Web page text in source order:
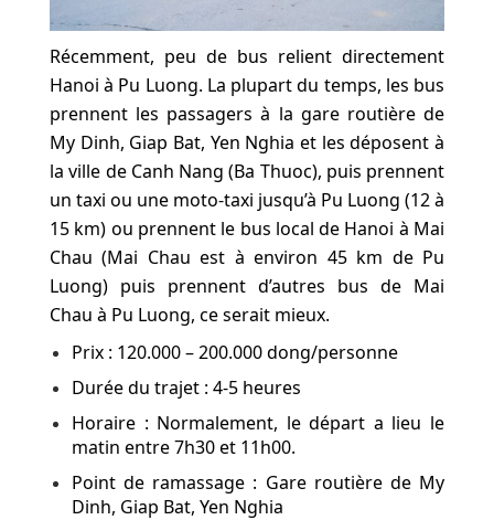
Récemment, peu de bus relient directement
Hanoi à Pu Luong. La plupart du temps, les bus
prennent les passagers à la gare routière de
My Dinh, Giap Bat, Yen Nghia et les déposent à
la ville de Canh Nang (Ba Thuoc), puis prennent
un taxi ou une moto-taxi jusqu’à Pu Luong (12 à
15 km) ou prennent le bus local de Hanoi à Mai
Chau (Mai Chau est à environ 45 km de Pu
Luong) puis prennent d’autres bus de Mai
Chau à Pu Luong, ce serait mieux.
Prix : 120.000 – 200.000 dong/personne
Durée du trajet : 4-5 heures
Horaire : Normalement, le départ a lieu le
matin entre 7h30 et 11h00.
Point de ramassage : Gare routière de My
Dinh, Giap Bat, Yen Nghia